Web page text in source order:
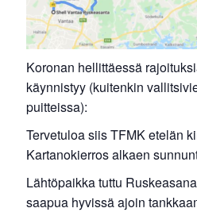
Koronan hellittäessä
käynnistyy (kuitenkin
puitteissa):
Tervetuloa siis TFMK etelän
Kartanokierros alkaen
Lähtöpaikka tuttu
saapua hyvissä ajoin